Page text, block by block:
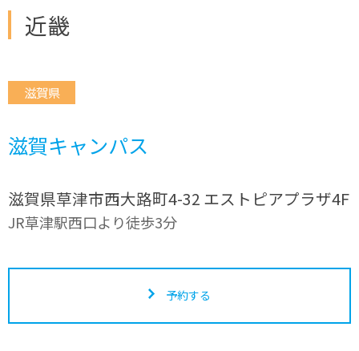
近畿
滋賀県
滋賀キャンパス
滋賀県草津市西大路町4-32 エストピアプラザ4F
JR草津駅西口より徒歩3分
予約する